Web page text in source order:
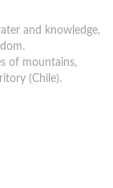
and knowledge,
of mountains,
(Chile).